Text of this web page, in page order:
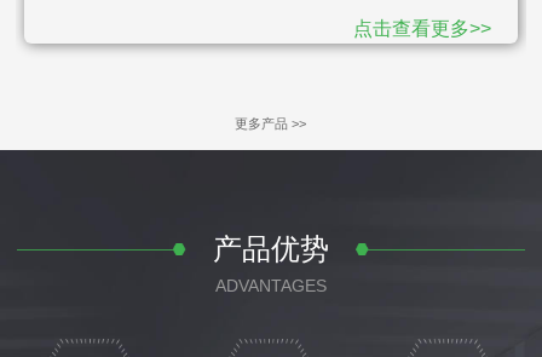
点击查看更多>>
更多产品 >>
产品优势
ADVANTAGES